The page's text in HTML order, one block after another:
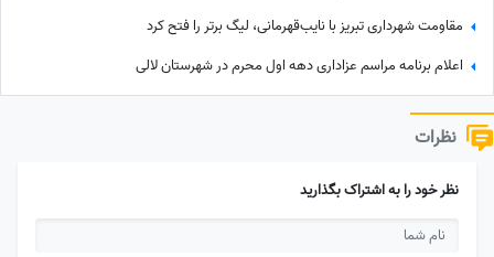
مقاومت شهرداری تبریز با نایب‌قهرمانی، لیگ برتر را فتح کرد
اعلام برنامه مراسم عزاداری دهه اول محرم در شهرستان لالی
نظرات
نظر خود را به اشتراک بگذارید